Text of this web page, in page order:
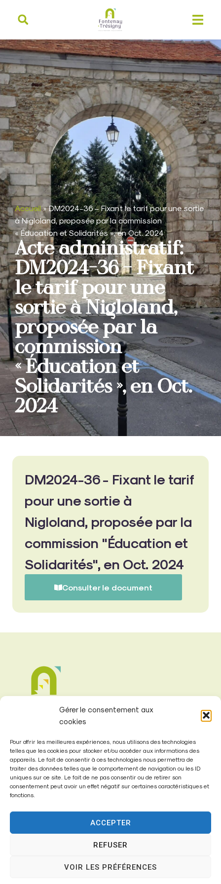
Gérer le consentement aux
cookies
Pour offrir les meilleures expériences, nous utilisons des technologies
telles que les cookies pour stocker et/ou accéder aux informations des
appareils. Le fait de consentir à ces technologies nous permettra de
traiter des données telles que le comportement de navigation ou les ID
uniques sur ce site. Le fait de ne pas consentir ou de retirer son
consentement peut avoir un effet négatif sur certaines caractéristiques et
fonctions.
ACCEPTER
REFUSER
VOIR LES PRÉFÉRENCES
principal
Accueil»DM2024-36 – Fixant le tarif pour une sortie
à Nigloland, proposée par la commission
« Éducation et Solidarités », en Oct. 2024
Acte administratif:
DM2024-36 – Fixant
le tarif pour une
sortie à Nigloland,
proposée par la
commission
« Éducation et
Solidarités », en Oct.
2024
DM2024-36 - Fixant le tarif
pour une sortie à
Nigloland, proposée par la
commission "Éducation et
Solidarités", en Oct. 2024
Consulter le document
Mairie de
Fontenay-Trésigny
26 Av. du Général de Gaulle
77610 – Fontenay-Trésigny
01 64 25 90 67